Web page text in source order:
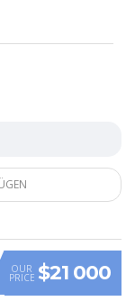
OUR
PRICE $21 000